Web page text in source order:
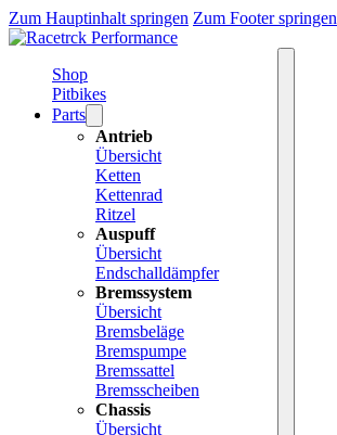
Zum Hauptinhalt springen Zum Footer springen
Shop
Pitbikes
Parts
Antrieb
Übersicht
Ketten
Kettenrad
Ritzel
Auspuff
Übersicht
Endschalldämpfer
Bremssystem
Übersicht
Bremsbeläge
Bremspumpe
Bremssattel
Bremsscheiben
Chassis
Übersicht